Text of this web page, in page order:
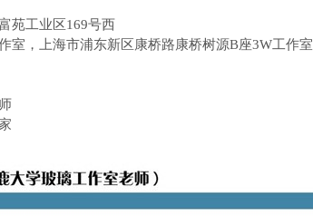
苑工业区169号西
室，上海市浦东新区康桥路康桥树源B座3W工作室